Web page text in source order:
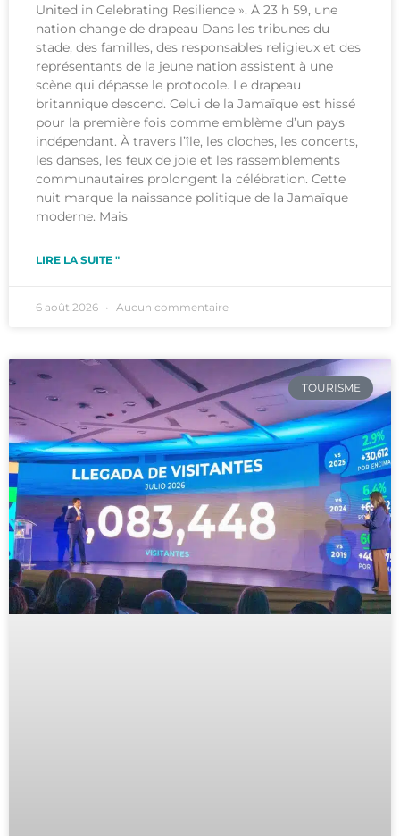
United in Celebrating Resilience ». À 23 h 59, une
nation change de drapeau Dans les tribunes du
stade, des familles, des responsables religieux et des
représentants de la jeune nation assistent à une
scène qui dépasse le protocole. Le drapeau
britannique descend. Celui de la Jamaïque est hissé
pour la première fois comme emblème d’un pays
indépendant. À travers l’île, les cloches, les concerts,
les danses, les feux de joie et les rassemblements
communautaires prolongent la célébration. Cette
nuit marque la naissance politique de la Jamaïque
moderne. Mais
LIRE LA SUITE "
6 août 2026 Aucun commentaire
TOURISME